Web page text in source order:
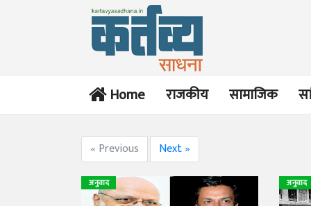
Home राजकीय सामाजिक
« Previous Next »
अनुवाद अनुवाद